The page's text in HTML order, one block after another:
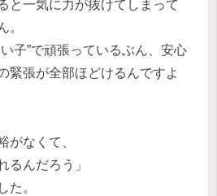
と一気に力が抜けてしまって
。
子”で頑張っているぶん、安心
緊張が全部ほどけるんですよ
がなくて、
るんだろう」
た。